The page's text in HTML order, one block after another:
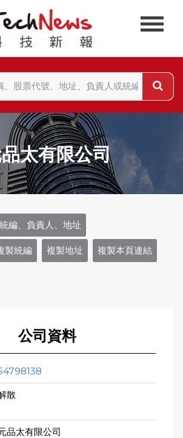
太有限公司
編、負責人、地址
製統編 複製地址 複製本頁連結
公司資料
散
品太有限公司